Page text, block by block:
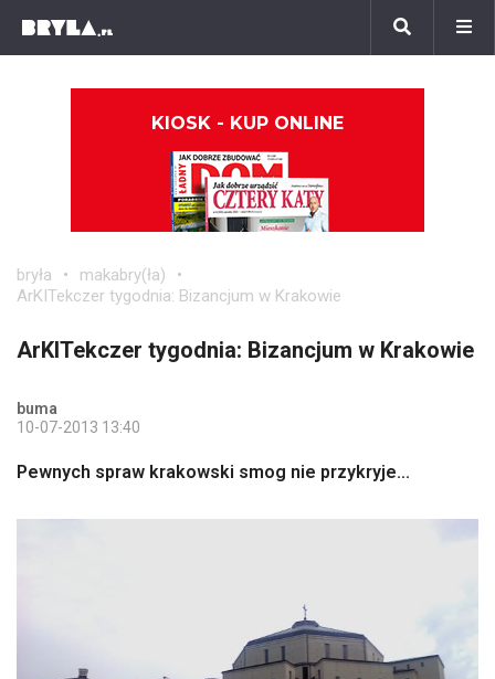
KIOSK - KUP ONLINE
bryła
makabry(ła)
ArKITekczer tygodnia: Bizancjum w Krakowie
ArKITekczer tygodnia: Bizancjum w Krakowie
buma
10-07-2013 13:40
Pewnych spraw krakowski smog nie przykryje...